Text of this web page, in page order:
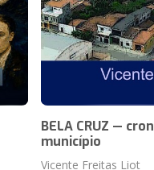
BELA CRUZ —
município
Vicente Freitas Liot